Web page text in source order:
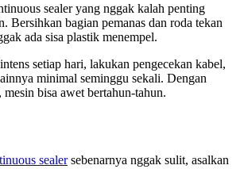
sealer yang nggak kalah penting
Bersihkan bagian pemanas dan roda tekan
ada sisa plastik menempel.
setiap hari, lakukan pengecekan kabel,
minimal seminggu sekali. Dengan
bisa awet bertahun-tahun.
sealersebenarnya nggak sulit, asalkan